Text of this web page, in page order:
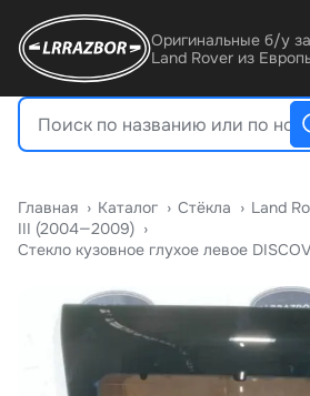
Оригинальные б/у
Land Rover из
Главная › Катало › Стёкла › Land
III (2004—2009) ›
Стекло кузовное глухое левое